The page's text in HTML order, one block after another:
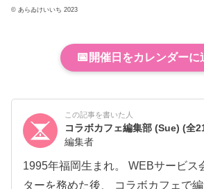
© あらゐけいいち 2023
📅 開催日をカレンダーに
この記事を書いた人
コラボカフェ編集部 (Sue)(全
編集者
1995年福岡生まれ。 WEBサービス
ターを務めた後、 コラボカフェで